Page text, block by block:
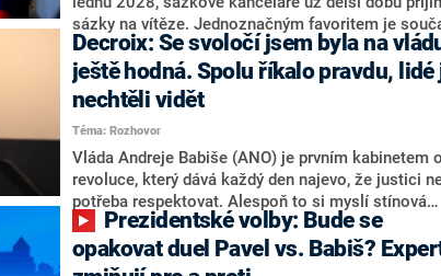
nepřítel, ale soupeř.
sázky na vítěze. Jednoznačným favoritem je
hlava státu Petr Pavel. Daleko za ním pak
zmiňují dva výrazné politiky ANO, tedy premiéra
Andreje Babiše a ministra průmyslu Karla
Oblíbeným tipem samotných sázkařů je poslanec
Motoristy Filip Turek. Politolog Jan Kubáček
o případné kandidatuře kohokoliv ze zmíněné
značně pochybuje. Podle něj současná koalice
nemá osobu, která by Pavlovi mohla konkurovat.
Decroix: Se svoločí jsem byla na
ještě hodná. Spolu říkalo pravdu, lidé
nechtěli vidět
Téma: Rozhovor
Vláda Andreje Babiše (ANO) je prvním kabinetem
revoluce, který dává každý den najevo, že justici
potřeba respektovat. Alespoň to si myslí stínová
ministryně spravedlnosti ODS Eva Decroix. V
rozhovoru pro CNN Prima NEWS si nebrala
ohledně politického výkonu svého nástupce
opakovat duel Pavel vs. Babiš?